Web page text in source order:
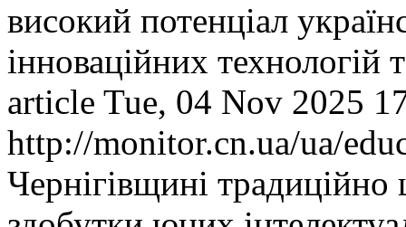
високий потенціал
інноваційних технологій
article Tue, 04 Nov 2025
http://monitor.cn.ua/ua/
Чернігівщині